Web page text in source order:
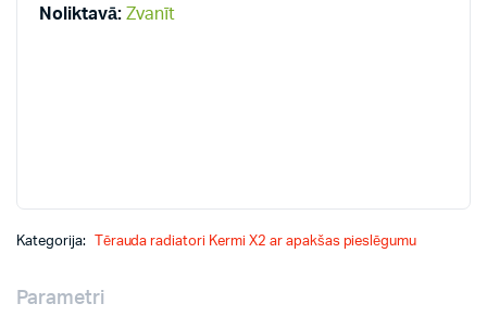
quantity
Noliktavā: Zvanīt
Kategorija: Tērauda radiatori Kermi X2 ar apakšas pieslēgumu
Parametri